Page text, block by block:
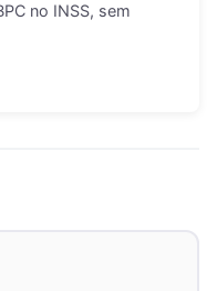
no INSS, sem